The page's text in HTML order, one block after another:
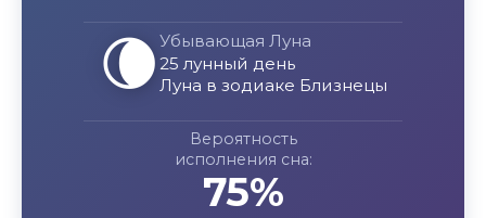
🌘 Убывающая Луна
25 лунный день
Луна в зодиаке Близнецы
Вероятность
исполнения сна:
75%